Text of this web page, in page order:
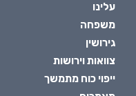
עלינו
משפחה
גירושין
צוואות וירושות
ייפוי כוח מתמשך